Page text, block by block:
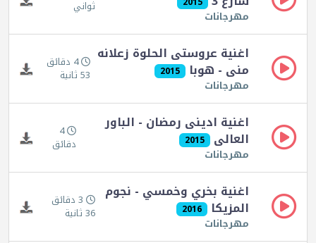
مهرجانات
ثواني
اغنية عروستى الحلوة زعلانه
منى - هوبا 2015
مهرجانات
4 دقائق
53 ثانية
اغنية ادينى رمضان - الباور
العالى 2015
مهرجانات
4
دقائق
اغنية بخري وخمسي - نجوم
المزيكا 2016
مهرجانات
3 دقائق
36 ثانية